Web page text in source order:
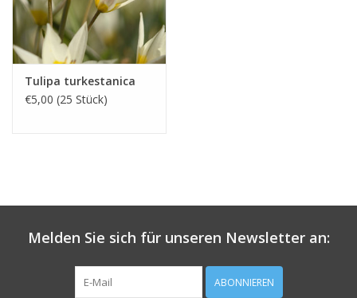
Tulipa turkestanica
€5,00 (25 Stück)
Melden Sie sich für unseren Newsletter an:
ABONNIEREN